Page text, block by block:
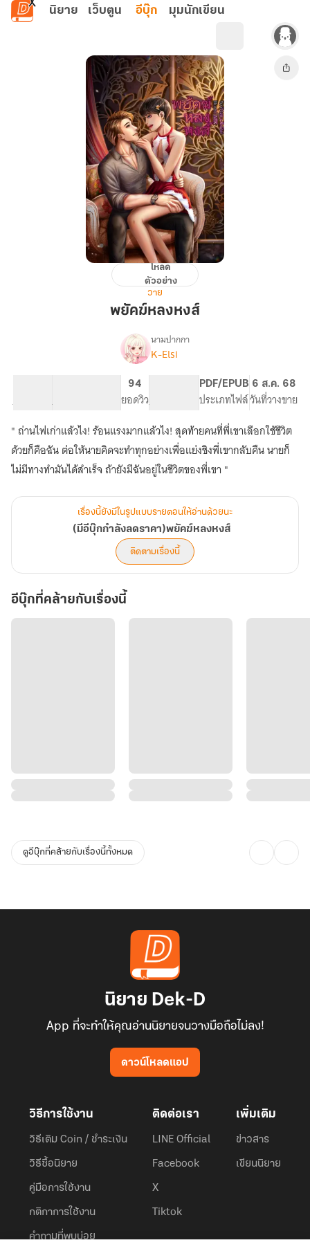
ข้ามไปยังเนื้อหาหลัก
นิยาย เว็บตูน อีบุ๊ก มุมนักเขียน
พยัคฆ์
โหลด
ตัวอย่าง
วาย
พยัคฆ์หลงหงส์
เรื่อง(มี
ลด
ราคา)พยัคฆ์
หลง
หงส์
นามปากกา
K-Elsi
จำนวนคำ จำนวนหน้า (A5)
94
ยอดวิวระดับเนื้อหา
PDF/EPUB
ประเภทไฟล์
6 ส.ค. 68
วันที่วางขาย
" ถ่านไฟเก่าแล้วไง! ร้อนแรงมากแล้วไง! สุดท้ายคนที่พี่เขาเลือกใช้ชีวิต
ด้วยก็คือฉัน ต่อให้นายคิดจะทำทุกอย่างเพื่อแย่งชิงพี่เขากลับคืน นายก็
ไม่มีทางทำมันได้สำเร็จ ถ้ายังมีฉันอยู่ในชีวิตของพี่เขา "
เรื่องนี้ยังมีในรูปแบบรายตอนให้อ่านด้วยนะ
(มีอีบุ๊กกำลังลดราคา)พยัคฆ์หลงหงส์
ติดตามเรื่องนี้
อีบุ๊กที่คล้ายกับเรื่องนี้
ดูอีบุ๊กที่คล้ายกับเรื่องนี้ทั้งหมด
นิยาย Dek-D
App ที่จะทำให้คุณอ่านนิยายจนวางมือถือไม่ลง!
ดาวน์โหลดแอป
วิธีการใช้งาน
วิธีเติม Coin / ชำระเงิน
วิธีซื้อนิยาย
คู่มือการใช้งาน
กติกาการใช้งาน
คำถามที่พบบ่อย
ติดต่อเรา
LINE Official
Facebook
X
Tiktok
เพิ่มเติม
ข่าวสาร
เขียนนิยาย